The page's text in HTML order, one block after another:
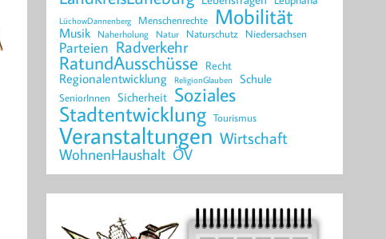
LüchowDannenberg Menschenrechte Mobilität
Musik Naherholung Natur Naturschutz Niedersachsen
Parteien Radverkehr
RatundAusschüsse Recht
Regionalentwicklung ReligionGlauben Schule
SeniorInnen Sicherheit Soziales
Stadtentwicklung Tourismus
Veranstaltungen Wirtschaft
WohnenHaushalt ÖV